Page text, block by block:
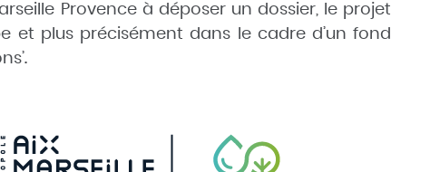
Provence à déposer un dossier, le projet
et plus précisément dans le cadre d’un fond